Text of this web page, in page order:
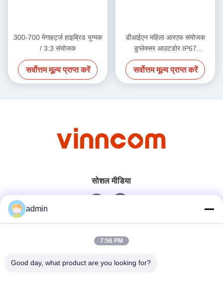
300-700 मेगाहर्ट्ज हाइब्रिड युग्मक
/ 3:3 संयोजक
सर्वोत्तम मूल्य प्राप्त करें
डीआईएन महिला आरएफ संयोजक
डुप्लेक्सर आउटडोर IP67
2100MHz
सर्वोत्तम मूल्य प्राप्त करें
सोशल मीडिया
त्वरित संपर्क
admin
7:56 PM
Good day, what product are you looking for?